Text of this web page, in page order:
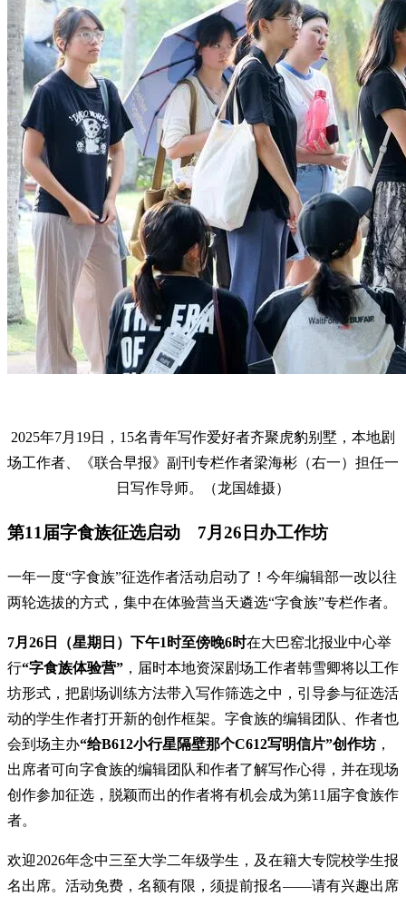
2025年7月19日，15名青年写作爱好者齐聚虎豹别墅，本地剧
场工作者、《联合早报》副刊专栏作者梁海彬（右一）担任一
日写作导师。（龙国雄摄）
第11届字食族征选启动 7月26日办工作坊
一年一度“字食族”征选作者活动启动了！今年编辑部一改以往
两轮选拔的方式，集中在体验营当天遴选“字食族”专栏作者。
7月26日（星期日）下午1时至傍晚6时在大巴窑北报业中心举
行“字食族体验营” ，届时本地资深剧场工作者韩雪卿将以工作
坊形式，把剧场训练方法带入写作筛选之中，引导参与征选活
动的学生作者打开新的创作框架。字食族的编辑团队、作者也
会到场主办“给B612小行星隔壁那个C612写明信片”创作坊 ，
出席者可向字食族的编辑团队和作者了解写作心得，并在现场
创作参加征选，脱颖而出的作者将有机会成为第11届字食族作
者。
欢迎2026年念中三至大学二年级学生，及在籍大专院校学生报
名出席。活动免费，名额有限，须提前报名——请有兴趣出席